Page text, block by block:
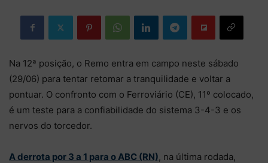
Na 12ª posição, o Remo entra em campo neste sábado
(29/06) para tentar retomar a tranquilidade e voltar a
pontuar. O confronto com o Ferroviário (CE), 11º colocado,
é um teste para a confiabilidade do sistema 3-4-3 e os
nervos do torcedor.
A derrota por 3 a 1 para o ABC (RN), na última rodada,